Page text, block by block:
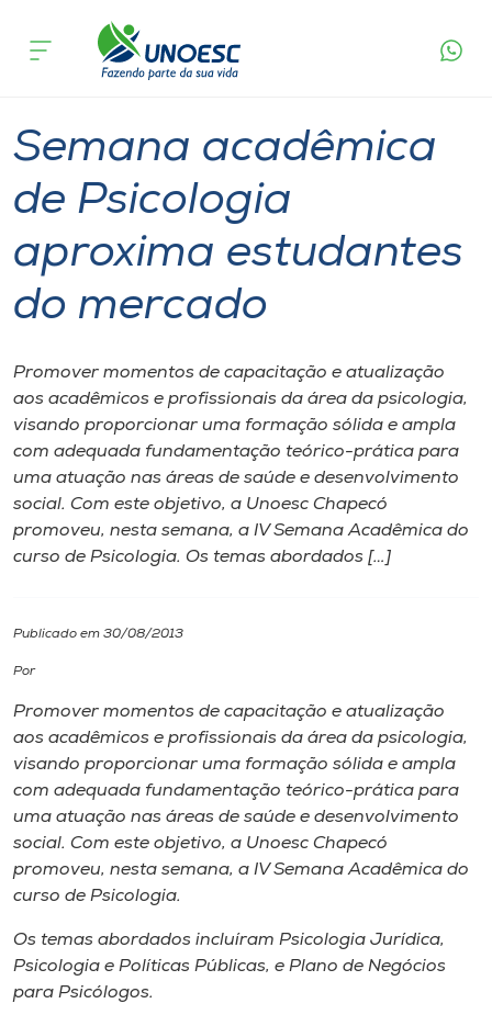
Cursos
Pesquisa
Atendimento ao Estudante
Portal de Ensino
A
Internacionalização
I.nova
Cultura
CPA
Biblioteca
Editora
Rádio
Museu
acontece
Semana acadêmica
de Psicologia
aproxima estudantes
do mercado
Promover momentos de capacitação e atualização
aos acadêmicos e profissionais da área da psicologia,
visando proporcionar uma formação sólida e ampla
com adequada fundamentação teórico-prática para
uma atuação nas áreas de saúde e desenvolvimento
social. Com este objetivo, a Unoesc Chapecó
promoveu, nesta semana, a IV Semana Acadêmica do
curso de Psicologia. Os temas abordados […]
Publicado em 30/08/2013
Por
Promover momentos de capacitação e atualização
aos acadêmicos e profissionais da área da psicologia,
visando proporcionar uma formação sólida e ampla
com adequada fundamentação teórico-prática para
uma atuação nas áreas de saúde e desenvolvimento
social. Com este objetivo, a Unoesc Chapecó
promoveu, nesta semana, a IV Semana Acadêmica do
curso de Psicologia.
Os temas abordados incluíram Psicologia Jurídica,
Psicologia e Políticas Públicas, e Plano de Negócios
para Psicólogos.